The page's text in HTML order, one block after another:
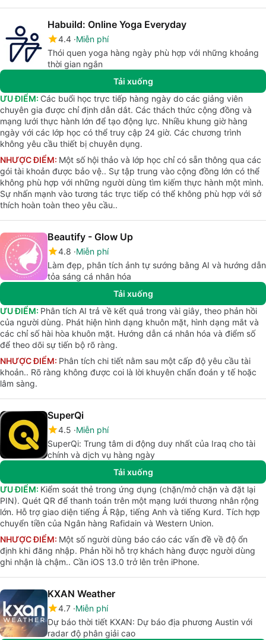
Habuild: Online Yoga Everyday
4.4 Miễn phí
Thói quen yoga hàng ngày phù hợp với những khoảng
thời gian ngắn
Tải xuống
ƯU ĐIỂM: Các buổi học trực tiếp hàng ngày do các giảng viên
chuyên gia được chỉ định dẫn dắt. Các thách thức cộng đồng và
mạng lưới thực hành lớn để tạo động lực. Nhiều khung giờ hàng
ngày với các lớp học có thể truy cập 24 giờ. Các chương trình
không yêu cầu thiết bị chuyên dụng.
NHƯỢC ĐIỂM: Một số hội thảo và lớp học chỉ có sẵn thông qua các
gói tài khoản được bảo vệ.. Sự tập trung vào cộng đồng lớn có thể
không phù hợp với những người dùng tìm kiếm thực hành một mình.
Sự nhấn mạnh vào tương tác trực tiếp có thể không phù hợp với sở
thích hoàn toàn theo yêu cầu..
Beautify - Glow Up
4.8 Miễn phí
Làm đẹp, phân tích ảnh tự sướng bằng AI và hướng dẫn
tỏa sáng cá nhân hóa
Tải xuống
ƯU ĐIỂM: Phân tích AI trả về kết quả trong vài giây, theo phản hồi
của người dùng. Phát hiện hình dạng khuôn mặt, hình dạng mắt và
các chỉ số hài hòa khuôn mặt. Hướng dẫn cá nhân hóa và điểm số
để theo dõi sự tiến bộ rõ ràng.
NHƯỢC ĐIỂM: Phân tích chi tiết nằm sau một cấp độ yêu cầu tài
khoản.. Rõ ràng không được coi là lời khuyên chẩn đoán y tế hoặc
lâm sàng.
SuperQi
4.5 Miễn phí
SuperQi: Trung tâm di động duy nhất của Iraq cho tài
chính và dịch vụ hàng ngày
Tải xuống
ƯU ĐIỂM: Kiểm soát thẻ trong ứng dụng (chặn/mở chặn và đặt lại
PIN). Quét QR để thanh toán trên một mạng lưới thương nhân rộng
lớn. Hỗ trợ giao diện tiếng Ả Rập, tiếng Anh và tiếng Kurd. Tích hợp
chuyển tiền của Ngân hàng Rafidain và Western Union.
NHƯỢC ĐIỂM: Một số người dùng báo cáo các vấn đề về độ ổn
định khi đăng nhập. Phản hồi hỗ trợ khách hàng được người dùng
ghi nhận là chậm.. Cần iOS 13.0 trở lên trên iPhone.
KXAN Weather
4.7 Miễn phí
Dự báo thời tiết KXAN: Dự báo địa phương Austin với
radar độ phân giải cao